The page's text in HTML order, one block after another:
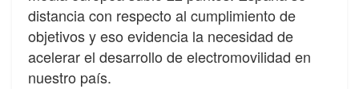
distancia con respecto al cumplimiento de
objetivos y eso evidencia la necesidad de
acelerar el desarrollo de electromovilidad en
nuestro país.